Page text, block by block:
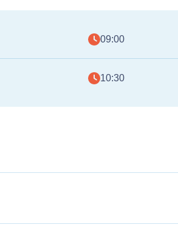
09:00
10:30